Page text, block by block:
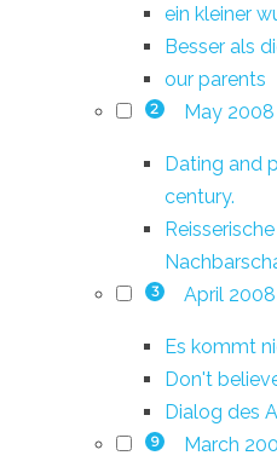
ein kleiner
Besser als
our parents
2 May 2008
Dating and
century.
3 April 2008
Es kommt
Don't
Dialog des
9 March